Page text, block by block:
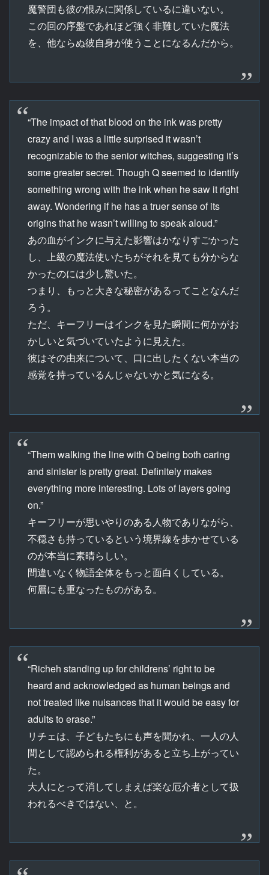
魔警団も彼の恨みに関係しているに違いない。
この回の序盤であれほど強く非難していた魔法
を、他ならぬ彼自身が使うことになるんだから。
“The impact of that blood on the ink was pretty
crazy and I was a little surprised it wasn’t
recognizable to the senior witches, suggesting it’s
some greater secret. Though Q seemed to identify
something wrong with the ink when he saw it right
away. Wondering if he has a truer sense of its
origins that he wasn’t willing to speak aloud.”
あの血がインクに与えた影響はかなりすごかった
し、上級の魔法使いたちがそれを見ても分からな
かったのには少し驚いた。
つまり、もっと大きな秘密があるってことなんだ
ろう。
ただ、キーフリーはインクを見た瞬間に何かがお
かしいと気づいていたように見えた。
彼はその由来について、口に出したくない本当の
感覚を持っているんじゃないかと気になる。
“Them walking the line with Q being both caring
and sinister is pretty great. Definitely makes
everything more interesting. Lots of layers going
on.”
キーフリーが思いやりのある人物でありながら、
不穏さも持っているという境界線を歩かせている
のが本当に素晴らしい。
間違いなく物語全体をもっと面白くしている。
何層にも重なったものがある。
“Richeh standing up for childrens’ right to be
heard and acknowledged as human beings and
not treated like nuisances that it would be easy for
adults to erase.”
リチェは、子どもたちにも声を聞かれ、一人の人
間として認められる権利があると立ち上がってい
た。
大人にとって消してしまえば楽な厄介者として扱
われるべきではない、と。